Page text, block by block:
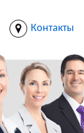
Контакты